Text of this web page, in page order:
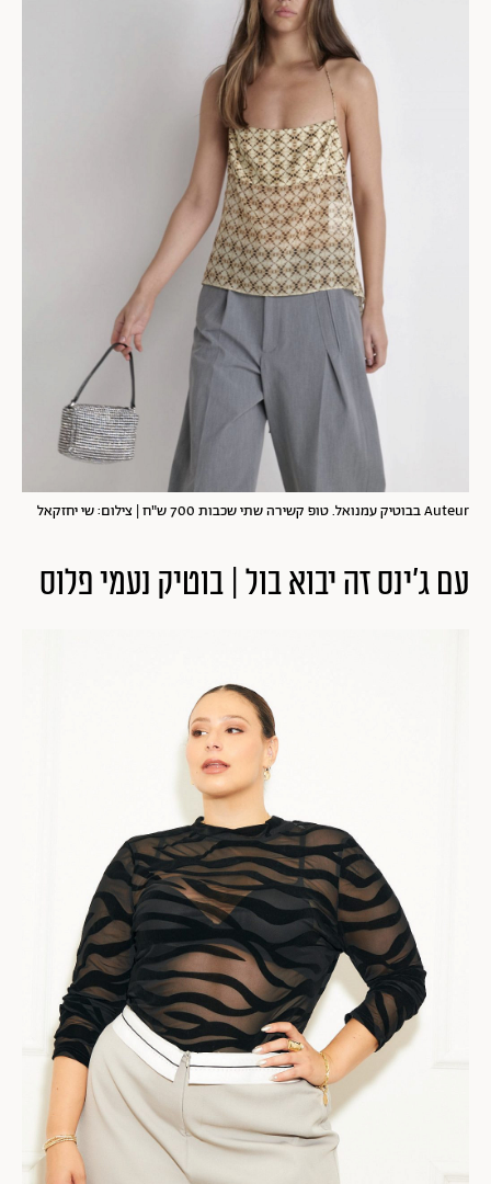
Auteur בבוטיק עמנואל. טופ קשירה שתי שכבות 700 ש"ח | צילום: שי יחזקאל
עם ג'ינס זה יבוא בול | בוטיק נעמי פלוס